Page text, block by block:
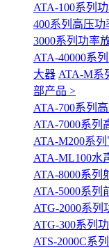
ATA-100系列
400系列高压功
3000系列功率
ATA-40000系
大器 ATA-M系
部产品 >
ATA-700系列
ATA-7000系列
ATA-M200系
ATA-ML100水
ATA-8000系列
ATA-5000系列
ATG-2000系列
ATG-300系列
ATS-2000C系